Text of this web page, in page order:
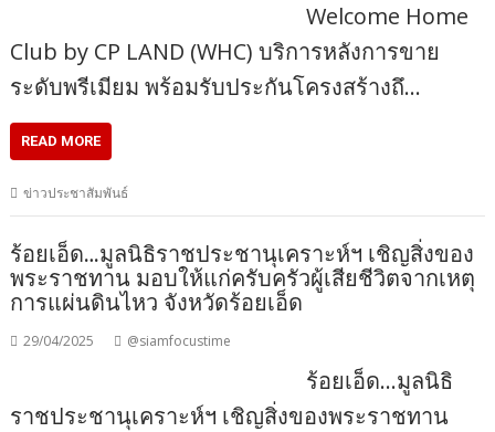
Welcome Home
Club by CP LAND (WHC) บริการหลังการขาย
ระดับพรีเมียม พร้อมรับประกันโครงสร้างถึ…
READ MORE
ข่าวประชาสัมพันธ์
ร้อยเอ็ด…มูลนิธิราชประชานุเคราะห์ฯ เชิญสิ่งของ
พระราชทาน มอบให้แก่ครับครัวผู้เสียชีวิตจากเหตุ
การแผ่นดินไหว จังหวัดร้อยเอ็ด
29/04/2025 @siamfocustime
ร้อยเอ็ด…มูลนิธิ
ราชประชานุเคราะห์ฯ เชิญสิ่งของพระราชทาน